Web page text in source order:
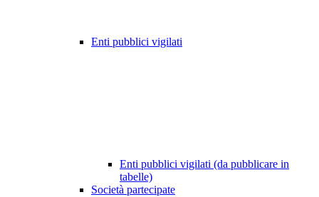
Enti pubblici vigilati
Enti pubblici vigilati (da pubblicare in
tabelle)
Società partecipate